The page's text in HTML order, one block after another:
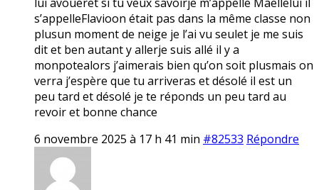
s’appelleFlavioon était pas dans la même classe non
plusun moment de neige je l’ai vu seulet je me suis
dit et ben autant y allerje suis allé il y a
monpotealors j’aimerais bien qu’on soit plusmais on
verra j’espère que tu arriveras et désolé il est un
peu tard et désolé je te réponds un peu tard au
revoir et bonne chance
6 novembre 2025 à 17 h 41 min #82533 Répondre